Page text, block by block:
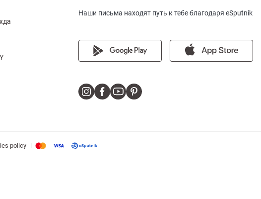
Наши письма находят путь к тебе благодаря eSputnik
policy |